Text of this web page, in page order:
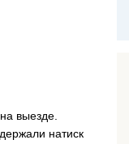
выезде.
натиск